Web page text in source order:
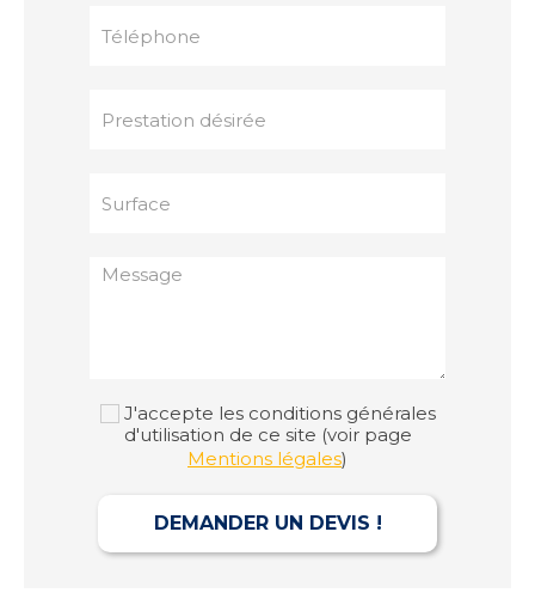
J'accepte les conditions générales
d'utilisation de ce site (voir page
Mentions légales)
DEMANDER UN DEVIS !